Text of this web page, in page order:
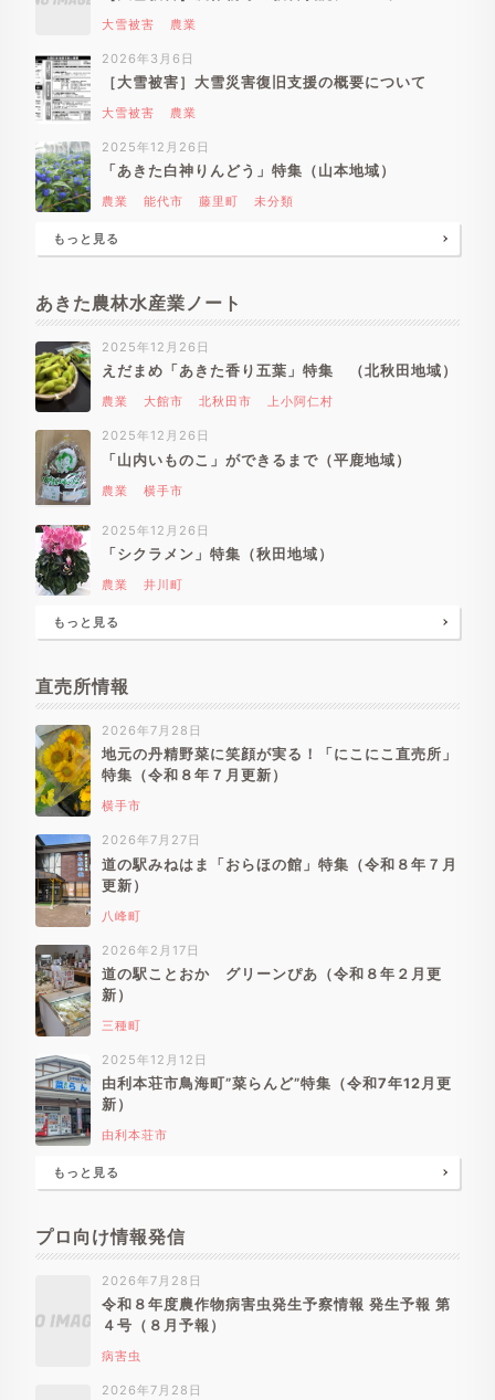
大雪被害 農業
2026年3月6日
［大雪被害］大雪災害復旧支援の概要について
大雪被害 農業
2025年12月26日
「あきた白神りんどう」特集（山本地域）
農業 能代市 藤里町 未分類
もっと見る
あきた農林水産業ノート
2025年12月26日
えだまめ「あきた香り五葉」特集 （北秋田地域）
農業 大館市 北秋田市 上小阿仁村
2025年12月26日
「山内いものこ」ができるまで（平鹿地域）
農業 横手市
2025年12月26日
「シクラメン」特集（秋田地域）
農業 井川町
もっと見る
直売所情報
2026年7月28日
地元の丹精野菜に笑顔が実る！「にこにこ直売所」
特集（令和８年７月更新）
横手市
2026年7月27日
道の駅みねはま「おらほの館」特集（令和８年７月
更新）
八峰町
2026年2月17日
道の駅ことおか グリーンぴあ（令和８年２月更
新）
三種町
2025年12月12日
由利本荘市鳥海町”菜らんど”特集（令和7年12月更
新）
由利本荘市
もっと見る
プロ向け情報発信
2026年7月28日
令和８年度農作物病害虫発生予察情報 発生予報 第
４号（８月予報）
病害虫
2026年7月28日